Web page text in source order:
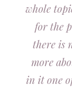
whole
for the
there is
more
in it one